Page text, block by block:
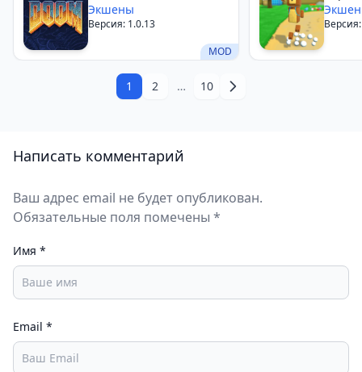
MOD
Экшены
Версия: 1.0.13
1 2 … 10
Написать комментарий
Ваш адрес email не будет опубликован.
Обязательные поля помечены *
Имя *
Email *